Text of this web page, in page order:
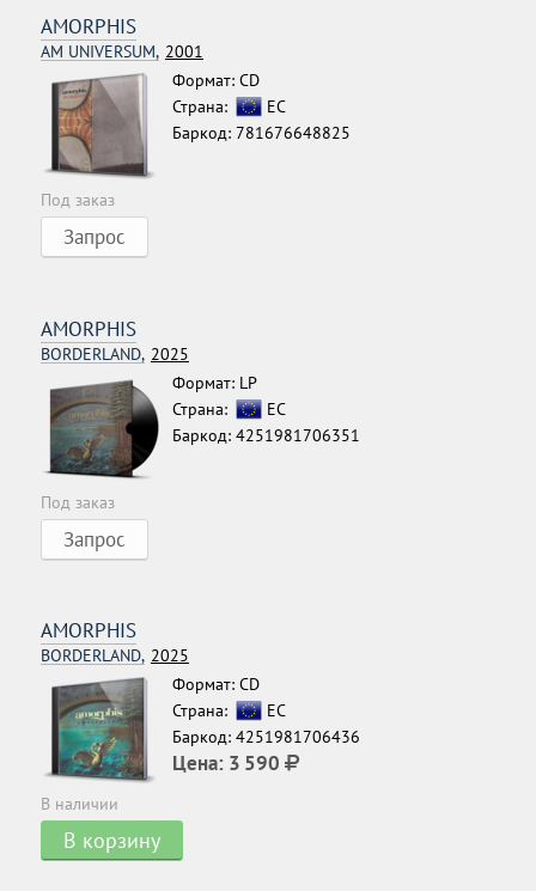
AMORPHIS
AM UNIVERSUM, 2001
Формат: CD
Страна:
ЕС
Баркод: 781676648825
Под заказ
Запрос
AMORPHIS
BORDERLAND, 2025
Формат: LP
Страна:
ЕС
Баркод: 4251981706351
Под заказ
Запрос
AMORPHIS
BORDERLAND, 2025
Формат: CD
Страна:
ЕС
Баркод: 4251981706436
Цена: 3 590
В наличии
В корзину